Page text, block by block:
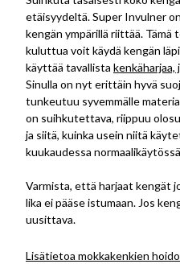
etäisyydeltä. Super Invulner
kengän ympärillä riittää. Tämä
kuluttua voit käydä kengän
käyttää tavallista kenkäharjaa,
Sinulla on nyt erittäin hyvä
tunkeutuu syvemmälle
on suihkutettava, riippuu
ja siitä, kuinka usein niitä
kuukaudessa
Varmista, että harjaat kengät
lika ei pääse istumaan. Jos
uusittava.
Lisätietoa mokkakenkien